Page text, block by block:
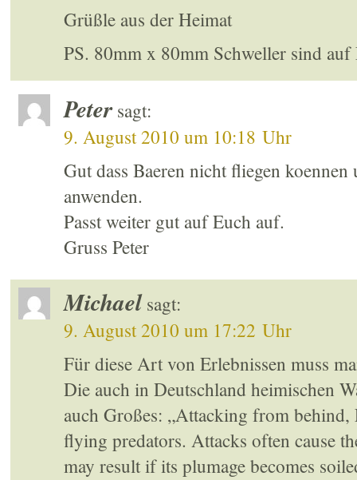
Grüßle aus der Heimat
PS. 80mm x 80mm Schweller sind
Peter sagt:
9. August 2010 um 10:18 Uhr
Gut dass Baeren nicht fliegen
anwenden.
Passt weiter gut auf Euch auf.
Gruss Peter
Michael sagt:
9. August 2010 um 17:22 Uhr
Für diese Art von Erlebnissen muss
Die auch in Deutschland heimischen
auch Großes: „Attacking from behind,
flying predators. Attacks often cause
may result if its plumage becomes